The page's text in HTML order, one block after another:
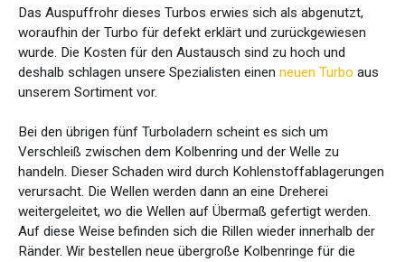
Das Auspuffrohr dieses Turbos erwies sich als abgenutzt,
woraufhin der Turbo für defekt erklärt und zurückgewiesen
wurde. Die Kosten für den Austausch sind zu hoch und
deshalb schlagen unsere Spezialisten einen neuen Turbo aus
unserem Sortiment vor.
Bei den übrigen fünf Turboladern scheint es sich um
Verschleiß zwischen dem Kolbenring und der Welle zu
handeln. Dieser Schaden wird durch Kohlenstoffablagerungen
verursacht. Die Wellen werden dann an eine Dreherei
weitergeleitet, wo die Wellen auf Übermaß gefertigt werden.
Auf diese Weise befinden sich die Rillen wieder innerhalb der
Ränder. Wir bestellen neue übergroße Kolbenringe für die